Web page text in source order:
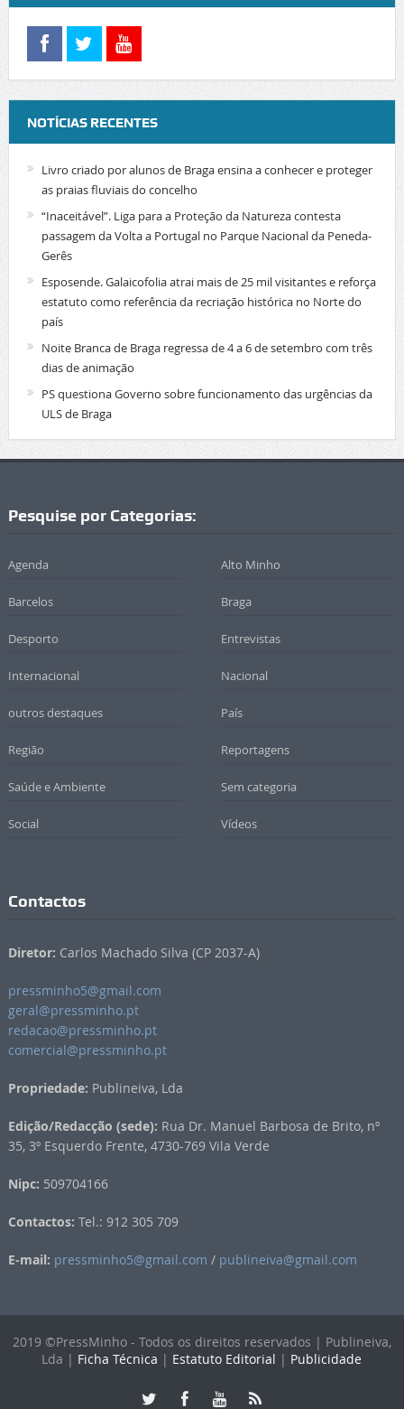
NOTÍCIAS RECENTES
Livro criado por alunos de Braga ensina a conhecer e proteger
as praias fluviais do concelho
“Inaceitável”. Liga para a Proteção da Natureza contesta
passagem da Volta a Portugal no Parque Nacional da Peneda-
Gerês
Esposende. Galaicofolia atrai mais de 25 mil visitantes e reforça
estatuto como referência da recriação histórica no Norte do
país
Noite Branca de Braga regressa de 4 a 6 de setembro com três
dias de animação
PS questiona Governo sobre funcionamento das urgências da
ULS de Braga
Pesquise por Categorias:
Agenda Alto Minho
Barcelos Braga
Desporto Entrevistas
Internacional Nacional
outros destaques País
Região Reportagens
Saúde e Ambiente Sem categoria
Social Vídeos
Contactos
Diretor: Carlos Machado Silva (CP 2037-A)
pressminho5@gmail.com
geral@pressminho.pt
redacao@pressminho.pt
comercial@pressminho.pt
Propriedade: Publineiva, Lda
Edição/Redacção (sede): Rua Dr. Manuel Barbosa de Brito, nº
35, 3º Esquerdo Frente, 4730-769 Vila Verde
Nipc: 509704166
Contactos: Tel.: 912 305 709
E-mail: pressminho5@gmail.com / publineiva@gmail.com
2019 ©PressMinho - Todos os direitos reservados | Publineiva,
Lda | Ficha Técnica | Estatuto Editorial | Publicidade